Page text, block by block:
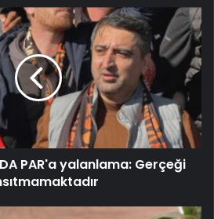
PAR'a yalanlama: Gerçeği